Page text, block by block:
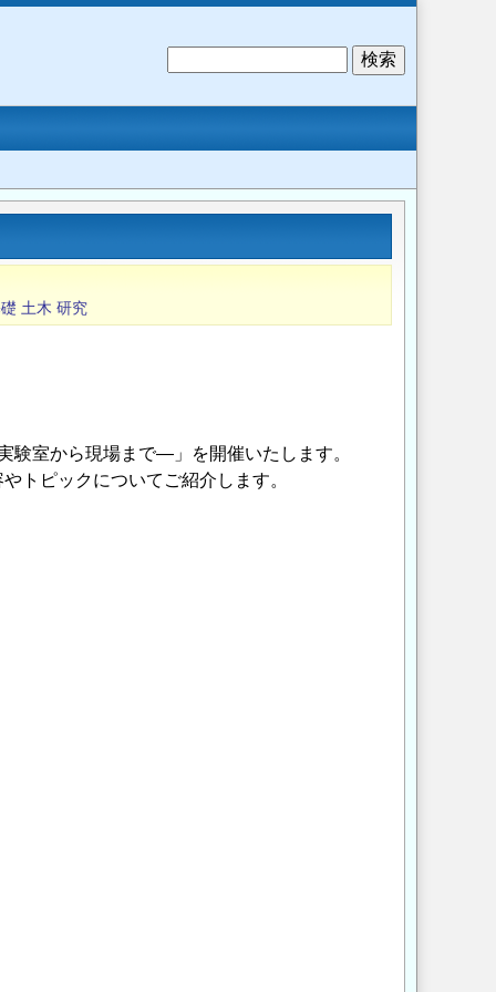
土木 研究
室から現場まで―」を開催いたします。
トピックについてご紹介します。